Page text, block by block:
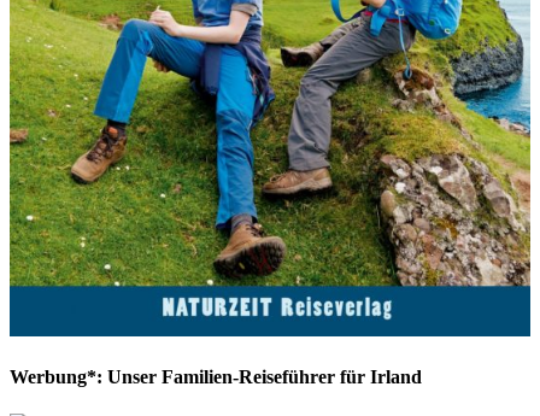
Werbung*: Unser Familien-Reiseführer für Irland